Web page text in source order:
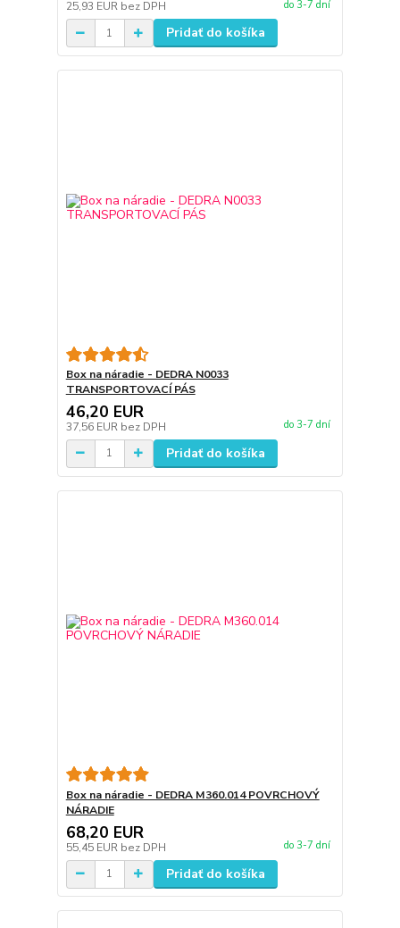
25,93 EUR bez DPH do 3-7 dní
Pridať do košíka
Box na náradie - DEDRA N0033
TRANSPORTOVACÍ PÁS
46,20 EUR
37,56 EUR bez DPH do 3-7 dní
Pridať do košíka
Box na náradie - DEDRA M360.014 POVRCHOVÝ
NÁRADIE
68,20 EUR
55,45 EUR bez DPH do 3-7 dní
Pridať do košíka